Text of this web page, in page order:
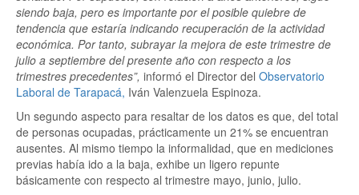
siendo baja, pero es importante por el posible quiebre de
tendencia que estaría indicando recuperación de la actividad
económica. Por tanto, subrayar la mejora de este trimestre de
julio a septiembre del presente año con respecto a los
trimestres precedentes”, informó el Director del Observatorio
Laboral de Tarapacá, Iván Valenzuela Espinoza.
Un segundo aspecto para resaltar de los datos es que, del total
de personas ocupadas, prácticamente un 21% se encuentran
ausentes. Al mismo tiempo la informalidad, que en mediciones
previas había ido a la baja, exhibe un ligero repunte
básicamente con respecto al trimestre mayo, junio, julio.